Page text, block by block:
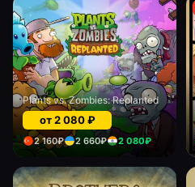
Plants vs. Zombies: Replanted
от2 080₽
2 160₽ 2 660₽ 2 080₽